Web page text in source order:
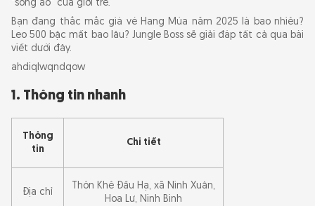
Giá vé Hang Múa và giờ mở cửa
Kinh nghiệm leo 500 bậc thang Hang Múa
Nên đi Hang Múa Ninh Bình lúc nào?
Đường đi Hang Múa Ninh Bình
"sống ảo" của giới trẻ.
Bạn đang thắc mắc giá vé Hang Múa năm 2025 là bao nhiêu?
Leo 500 bậc mất bao lâu? Jungle Boss sẽ giải đáp tất cả qua bài
viết dưới đây.
ahdiqlwqndqow
1. Thông tin nhanh
Thông
tin
Chi tiết
Địa chỉ
Thôn Khê Đầu Hạ, xã Ninh Xuân,
Hoa Lư, Ninh Bình